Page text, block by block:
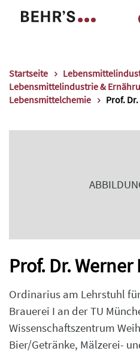
Startseite
Lebensmittelindustrie &
Lebensmittelchemie
Prof.
Prof. Dr. Werner
Ordinarius am Lehrstuhl
Brauerei I an der TU
Wissenschaftszentrum
Bier/Getränke, Mälzerei-